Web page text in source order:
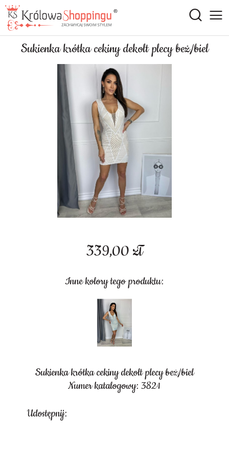
Sukienka krótka cekiny dekolt plecy beż/biel
339,00 zł
Inne kolory tego produktu:
Sukienka krótka cekiny dekolt plecy beż/biel
Numer katalogowy: 3821
Udostępnij: